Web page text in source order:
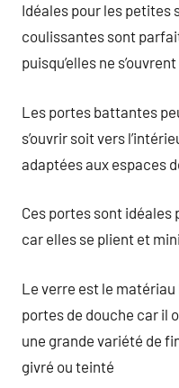
Idéales pour les petites
coulissantes sont
puisqu’elles ne
Les portes battantes
s’ouvrir soit vers
adaptées aux espaces
Ces portes sont idéales
car elles se plient et
Le verre est le
portes de douche car il
une grande variété de
givré ou teinté